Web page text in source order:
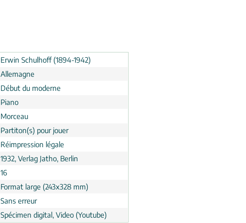
Erwin Schulhoff (1894-1942)
Allemagne
Début du moderne
Piano
Morceau
Partiton(s) pour jouer
Réimpression légale
1932, Verlag Jatho, Berlin
16
Format large (243x328 mm)
Sans erreur
Spécimen digital, Video (Youtube)